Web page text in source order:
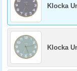
Klocka
Klocka